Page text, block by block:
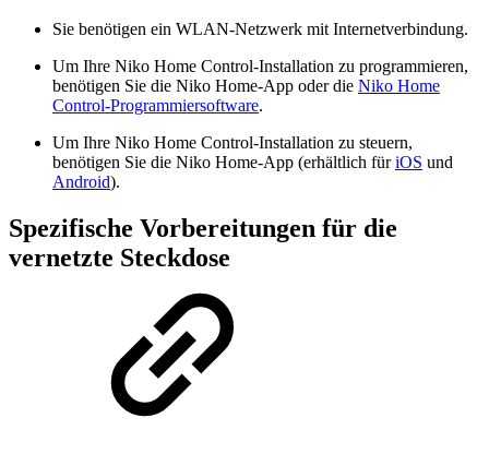
Sie benötigen ein WLAN-Netzwerk mit Internetverbindung.
Um Ihre Niko Home Control-Installation zu programmieren,
benötigen Sie die Niko Home-App oder die Niko Home
Control-Programmiersoftware.
Um Ihre Niko Home Control-Installation zu steuern,
benötigen Sie die Niko Home-App (erhältlich füriOS und
Android).
Spezifische Vorbereitungen für die
vernetzte Steckdose